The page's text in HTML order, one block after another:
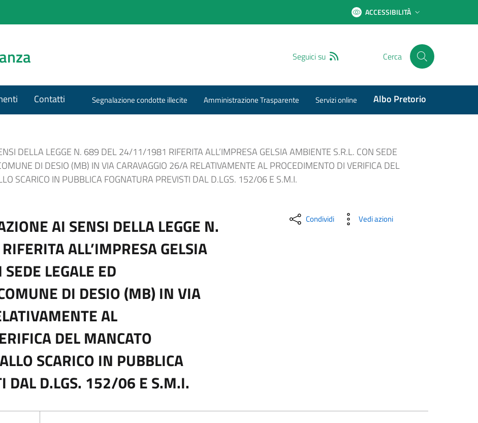
ACCESSIBILITÀ
Seguici su Cerca
Contatti Segnalazione condotte illecite Amministrazione Trasparente Servizi online Albo Pretorio
DELLA LEGGE N. 689 DEL 24/11/1981 RIFERITA ALL’IMPRESA GELSIA AMBIENTE S.R.L. CON SEDE
DI DESIO (MB) IN VIA CARAVAGGIO 26/A RELATIVAMENTE AL PROCEDIMENTO DI VERIFICA DEL
SCARICO IN PUBBLICA FOGNATURA PREVISTI DAL D.LGS. 152/06 E S.M.I.
AI SENSI DELLA LEGGE N.
ALL’IMPRESA GELSIA
LEGALE ED
DI DESIO (MB) IN VIA
AL
DEL MANCATO
SCARICO IN PUBBLICA
DAL D.LGS. 152/06 E S.M.I.
Condividi Vedi azioni